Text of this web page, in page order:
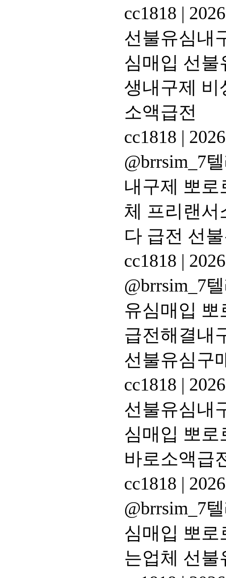
cc1818 |
선불유심내
심매입 선
생내구제 비
소액급전
cc1818 |
@brrsim_7
내구제 뽀
체 프리랜서
다 급전 선
cc1818 |
@brrsim_7
유심매입
급전해결내
선불유심구
cc1818 |
선불유심내
심매입 뽀
바로소액급
cc1818 |
@brrsim_7
심매입 뽀
는업체 선